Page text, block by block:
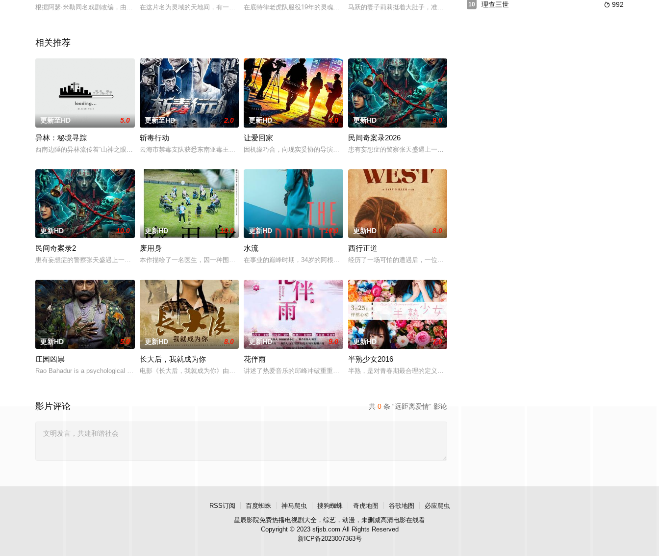
根据阿瑟·米勒同名戏剧改编，由德国导演沃尔克·施隆多夫指导，1985年CBS电视台出品的电视电影。
在这片名为灵域的天地间，有一片赤澜大陆，大陆上的武者和灵器有着明确的等级划分，家族，宗派势力也有着严谨的阶级层次。在最高阶级玄天盟的带领下，人族
在底特律老虎队服役19年的灵魂人物比利契波（凯文科斯纳饰演）面临生命的低谷：这个赛季球队表现不佳，自己的旧伤复发，老东家将出售球队
马跃的妻子莉莉挺着大肚子，准备产检。就在这个时候，一伙儿匪徒悄然绑架了莉莉，她给马跃的电话打到一
相关推荐
更新至HD 5.0
异林：秘境寻踪
西南边陲的异林流传着“山神之眼”的恐怖传说，生物系学生苏瑶与同学进山科考，却因遭遇飓风来袭而失联。救援副队长陈霖奉命带队深入丛林，一路用科学知识
更新至HD 2.0
斩毒行动
云海市禁毒支队获悉东南亚毒王廖爷将携600余公斤毒品来云交易，火速成立“斩毒行动”专案组，借调警员安迪参战。首轮毒贩阿泰交易败露被廖爷灭口，可疑
更新HD 4.0
让爱回家
因机缘巧合，向现实妥协的导演朱达仁萌生拍一部《河南人在北京》电影的念头，在说服主编姚松、老乡韩战、二房东杨小强加入后，一路曲折式“
更新HD 9.0
民间奇案录2026
患有妄想症的警察张天盛遇上一起离奇的神像杀人事件，勘案过程中，牵引出“婴胎报仇”，“娘娘索命”等一连
更新HD 10.0
民间奇案录2
患有妄想症的警察张天盛遇上一起离奇的神像杀人事件，勘案过程中，牵引出“婴胎报仇”，“娘娘索命”等一连串妖异事件，张天盛虽被种种诡怪幻象阻碍，却坚
更新HD 10.0
废用身
本作描绘了一名医生，因一种围绕“废用身”——因瘫痪等原因已无恢复可能的四肢——的治疗方法，而一步步踏入在追求理想的理性与疯狂之间摇摆的危险领域。
更新HD 10.0
水流
在事业的巅峰时期，34岁的阿根廷造型师丽娜在瑞士的一场颁奖典礼后，被一种突如其来的冲动驱使。回到布宜诺斯艾利斯后，她什么也没说，但
更新HD 8.0
西行正道
经历了一场可怕的遭遇后，一位小镇女子向疏远的哥哥借了钱，独自一人踏上穿越西德克萨斯州的旅程，寻求
更新HD 5.0
庄园凶祟
Rao Bahadur is a psychological drama set against the backdrop of a fadin
更新HD 8.0
长大后，我就成为你
电影《长大后，我就成为你》由中共四川省第十一届党代表、第十二届中华慈善奖最具爱心慈善楷模张彦杰老师的故事改编，通过创建爱心助学机构、罹患癌症、奔
更新HD 9.0
花伴雨
讲述了热爱音乐的邱峰冲破重重阻力，克服种种困难，组建乐队追求自己的音乐梦想，并走出了困住他的亲情隔阂，和父亲和解，自我成长，最终
更新HD 7.0
半熟少女2016
半熟，是对青春期最合理的定义，它是梦开始的地方，没有深思熟虑，只有最单纯的坚定，然而，在这个充满
共 0 条 “远距离爱情” 影论
影片评论
10  992
理查三世
RSS订阅 百度蜘蛛 神马爬虫 搜狗蜘蛛 奇虎地图 谷歌地图
必应爬虫
星辰影院免费热播电视剧大全，综艺，动漫，未删减高清电影在线看
Copyright © 2023 sfjsb.com All Rights Reserved
新ICP备2023007363号